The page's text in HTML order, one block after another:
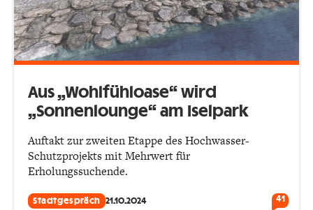
Aus „Wohlfühloase“ wird
„Sonnenlounge“ am Iselpark
Auftakt zur zweiten Etappe des Hochwasser-
Schutzprojekts mit Mehrwert für
Erholungssuchende.
Stadtgespräch 21.10.2024 41